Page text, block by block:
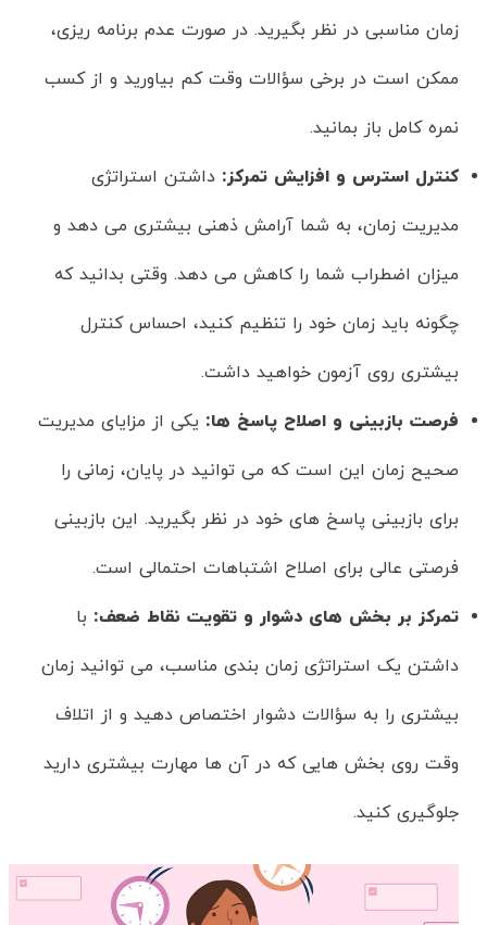
زمان مناسبی در نظر بگیرید. در صورت عدم برنامه ریزی،
ممکن است در برخی سؤالات وقت کم بیاورید و از کسب
نمره کامل باز بمانید.
کنترل استرس و افزایش تمرکز: داشتن استراتژی
مدیریت زمان، به شما آرامش ذهنی بیشتری می دهد و
میزان اضطراب شما را کاهش می دهد. وقتی بدانید که
چگونه باید زمان خود را تنظیم کنید، احساس کنترل
بیشتری روی آزمون خواهید داشت.
فرصت بازبینی و اصلاح پاسخ ها: یکی از مزایای مدیریت
صحیح زمان این است که می توانید در پایان، زمانی را
برای بازبینی پاسخ های خود در نظر بگیرید. این بازبینی
فرصتی عالی برای اصلاح اشتباهات احتمالی است.
تمرکز بر بخش های دشوار و تقویت نقاط ضعف: با
داشتن یک استراتژی زمان بندی مناسب، می توانید زمان
بیشتری را به سؤالات دشوار اختصاص دهید و از اتلاف
وقت روی بخش هایی که در آن ها مهارت بیشتری دارید
جلوگیری کنید.